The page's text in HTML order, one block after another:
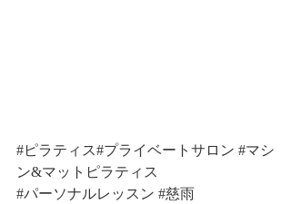
#ピラティス#プライベートサロン #マシ
ン&マットピラティス
#パーソナルレッスン #慈雨